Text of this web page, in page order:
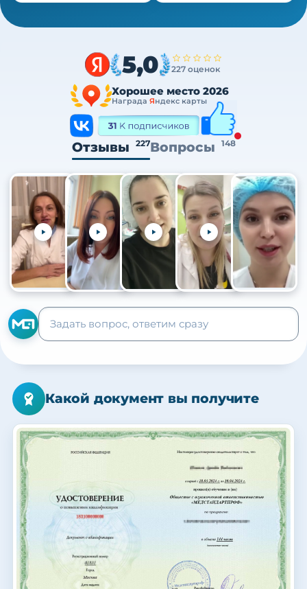
5,0 227 оценок
Хорошее место 2026
Награда Яндекс карты
Отзывы 227Вопросы 148
+105
Какой документ вы получите